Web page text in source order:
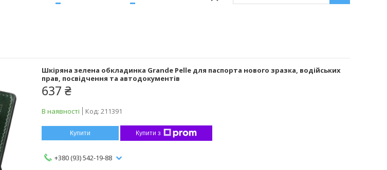
Шкіряна зелена обкладинка Grande Pelle для паспорта нового зразка, водійських
прав, посвідчення та автодокументів
637 ₴
В наявності Код: 211391
Купити Купити з
+380 (93) 542-19-88